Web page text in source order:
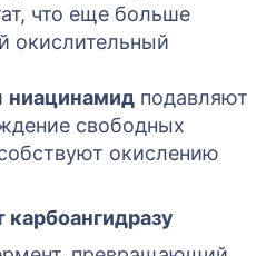
что еще больше
окислительный
ниацинамид подавляют
свободных
окислению